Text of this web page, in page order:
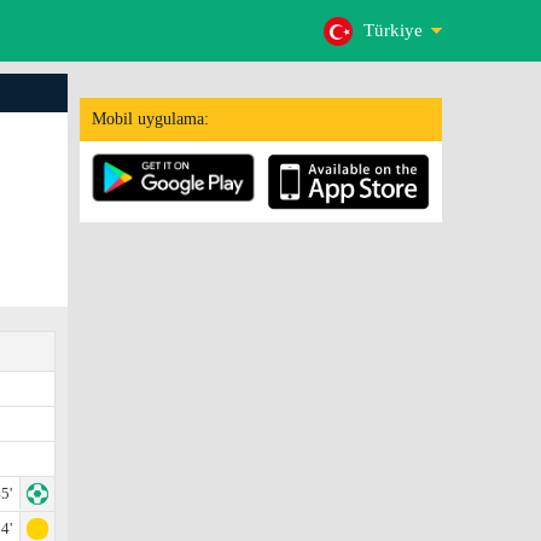
Türkiye
Mobil uygulama: